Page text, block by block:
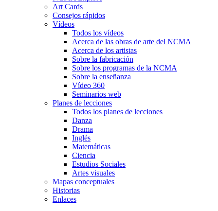
Art Cards
Consejos rápidos
Vídeos
Todos los vídeos
Acerca de las obras de arte del NCMA
Acerca de los artistas
Sobre la fabricación
Sobre los programas de la NCMA
Sobre la enseñanza
Vídeo 360
Seminarios web
Planes de lecciones
Todos los planes de lecciones
Danza
Drama
Inglés
Matemáticas
Ciencia
Estudios Sociales
Artes visuales
Mapas conceptuales
Historias
Enlaces